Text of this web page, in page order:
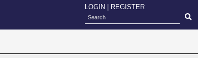
LOGIN REGISTER